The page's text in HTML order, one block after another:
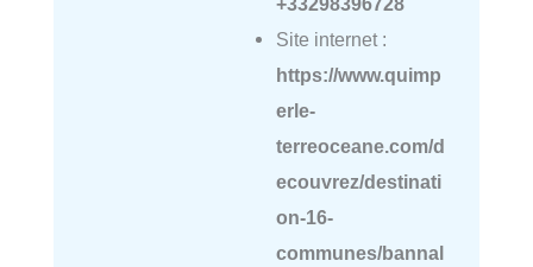
Site internet :
https://www.quimp
erle-
terreoceane.com/d
ecouvrez/destinati
on-16-
communes/bannal